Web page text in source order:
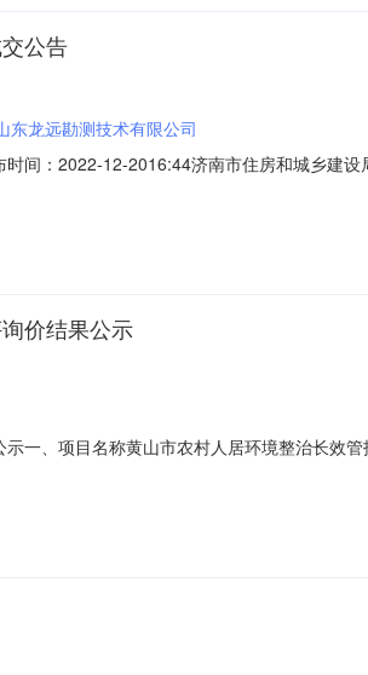
公告
东龙远勘测技术有限公司
间：2022-12-2016:44济南市住房和城乡建
期：2022-12-07六、成交日期：2022-12-20
价结果公示
一、项目名称黄山市农村人居环境整治长效
和数智科技有限公司五、公示时间自本公示